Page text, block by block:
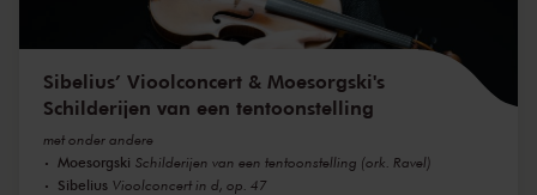
Sibelius’ Vioolconcert & Moesorgski's
Schilderijen van een tentoonstelling
met onder andere
Moesorgski Schilderijen van een tentoonstelling (ork. Ravel)
Sibelius Vioolconcert in d, op. 47